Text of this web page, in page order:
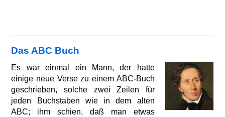
Das ABC Buch
Es war einmal ein Mann, der hatte
einige neue Verse zu einem ABC-Buch
geschrieben, solche zwei Zeilen für
jeden Buchstaben wie in dem alten
ABC; ihm schien, daß man etwas